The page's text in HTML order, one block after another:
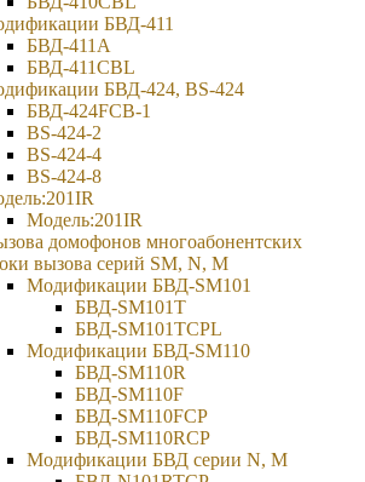
БВД-411
БВД-411A
БВД-411CBL
БВД-424, BS-424
БВД-424FCB-1
BS-424-2
BS-424-4
BS-424-8
Модель:201IR
домофонов многоабонентских
вызова серий SM, N, M
Модификации БВД-SM101
БВД-SM101T
БВД-SM101TCPL
Модификации БВД-SM110
БВД-SM110R
БВД-SM110F
БВД-SM110FCP
БВД-SM110RCP
Модификации БВД серии N, M